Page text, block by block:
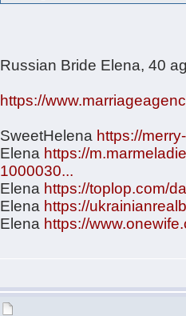
Russian Bride Elena, 40
https://
SweetHelena https://
Elena https://
1000030...
Elena https://toplop.com/
Elena https://
Elena https://